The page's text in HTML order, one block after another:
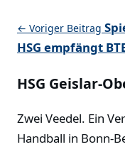
← Voriger Beitrag
HSG empfängt
HSG Geislar-
Zwei Veedel. Ein
Handball in Bonn-